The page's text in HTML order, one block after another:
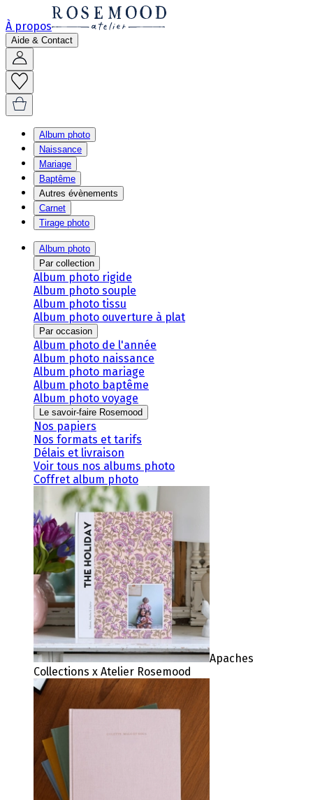
À propos
Aide & Contact
Album photo
Naissance
Mariage
Baptême
Autres évènements
Carnet
Tirage photo
Album photo
Par collection
Album photo rigide
Album photo souple
Album photo tissu
Album photo ouverture à plat
Par occasion
Album photo de l'année
Album photo naissance
Album photo mariage
Album photo baptême
Album photo voyage
Le savoir-faire Rosemood
Nos papiers
Nos formats et tarifs
Délais et livraison
Voir tous nos albums photo
Coffret album photo
Apaches
Collections x Atelier Rosemood